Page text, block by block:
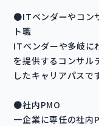
●ITベンダーやコン
ト職
ITベンダーや多岐に
を提供するコンサル
したキャリアパスです
●社内PMO
一企業に専任の社内